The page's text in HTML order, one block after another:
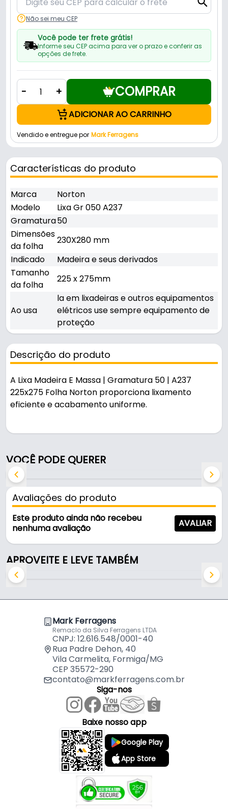
Não sei meu CEP
Você pode ter frete grátis!
Informe seu CEP acima para ver o prazo e conferir as
opções de frete.
- + COMPRAR
ADICIONAR AO CARRINHO
Vendido e entregue por Mark Ferragens
Características do produto
Marca
Norton
Modelo
Lixa Gr 050 A237
Gramatura50
Dimensões
da folha
230X280 mm
Indicado
Madeira e seus derivados
Tamanho
da folha
225 x 275mm
Ao usa
la em lixadeiras e outros equipamentos
elétricos use sempre equipamento de
proteção
Descrição do produto
A Lixa Madeira E Massa | Gramatura 50 | A237
225x275 Folha Norton proporciona lixamento
eficiente e acabamento uniforme.
Características:
- Marca: Norton
- Modelo: Lixa Gr 050 A237
- Gramatura: 50
- Dimensões da folha: 230X280 mm
- Indicado: Madeira e seus derivados
- Tamanho da folha: 225 x 275mm
elétricos use sempre equipamento de proteção
VOCÊ PODE QUERER
Avaliações do produto
Este produto ainda não recebeu
nenhuma avaliação
AVALIAR
APROVEITE E LEVE TAMBÉM
Mark Ferragens
Remaclo da Silva Ferragens LTDA
CNPJ: 12.616.548/0001-40
Rua Padre Dehon, 40
Vila Carmelita, Formiga/MG
CEP 35572-290
contato@markferragens.com.br
Siga-nos
Baixe nosso app
Google Play
App Store